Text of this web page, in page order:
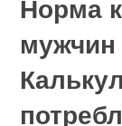
Норма
мужчин